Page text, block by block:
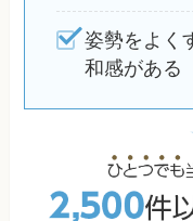
姿勢をよく
和感がある